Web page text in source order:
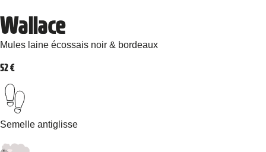
Wallace
Mules laine écossais noir & bordeaux
52€
Semelle antiglisse